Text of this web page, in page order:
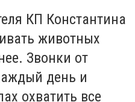
КП Константина
животных
Звонки от
день и
охватить все